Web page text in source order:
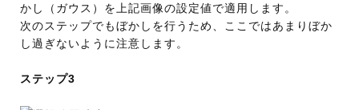
かし（ガウス）を上記画像の設定値で適用します。
次のステップでもぼかしを行うため、ここではあまりぼか
し過ぎないように注意します。
ステップ3